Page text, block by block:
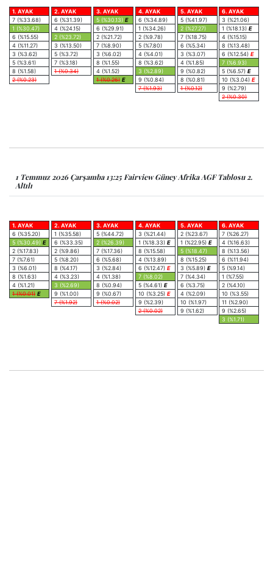
1. AYAK
7 (%33.68)
1 (%30.47)
6 (%15.55)
4 (%11.27)
3 (%3.62)
5 (%3.61)
8 (%1.58)
2 (%0.23)
2. AYAK
6 (%31.39)
4 (%24.15)
2 (%23.72)
3 (%13.50)
5 (%3.72)
7 (%3.18)
1 (%0.34)
3. AYAK
5 (%30.13) E
6 (%29.91)
2 (%21.72)
7 (%8.90)
3 (%6.02)
8 (%1.55)
4 (%1.52)
1 (%0.26) E
4. AYAK
6 (%34.89)
1 (%34.26)
2 (%9.78)
5 (%7.80)
4 (%4.01)
8 (%3.62)
3 (%2.89)
9 (%0.84)
7 (%1.93)
5. AYAK
5 (%41.97)
2 (%27.27)
7 (%18.75)
6 (%5.34)
3 (%3.07)
4 (%1.85)
9 (%0.82)
8 (%0.81)
1 (%0.12)
6. AYAK
3 (%21.06)
1 (%18.13) E
4 (%15.15)
8 (%13.48)
6 (%12.54) E
7 (%6.93)
5 (%6.57) E
10 (%3.04) E
9 (%2.79)
2 (%0.30)
1 Temmuz 2026 Çarşamba 13:25 Fairview Güney Afrika AGF Tablosu 2.
Altılı
1. AYAK
6 (%35.20)
5 (%30.49) E
2 (%17.83)
7 (%7.61)
3 (%6.01)
8 (%1.63)
4 (%1.21)
1 (%0.01) E
2. AYAK
1 (%35.58)
6 (%33.35)
2 (%9.86)
5 (%8.20)
8 (%4.17)
4 (%3.23)
3 (%2.69)
9 (%1.00)
7 (%1.92)
3. AYAK
5 (%44.72)
2 (%26.39)
7 (%17.36)
6 (%5.68)
3 (%2.84)
4 (%1.38)
8 (%0.94)
9 (%0.67)
1 (%0.02)
4. AYAK
3 (%21.44)
1 (%18.33) E
8 (%15.58)
4 (%13.89)
6 (%12.47) E
7 (%8.02)
5 (%4.61) E
10 (%3.25) E
9 (%2.39)
2 (%0.02)
5. AYAK
2 (%23.67)
1 (%22.95) E
5 (%18.47)
8 (%15.25)
3 (%5.89) E
7 (%4.34)
6 (%3.75)
4 (%2.09)
10 (%1.97)
9 (%1.62)
6. AYAK
7 (%26.27)
4 (%16.63)
8 (%13.56)
6 (%11.94)
5 (%9.14)
1 (%7.55)
2 (%4.10)
10 (%3.55)
11 (%2.90)
9 (%2.65)
3 (%1.71)